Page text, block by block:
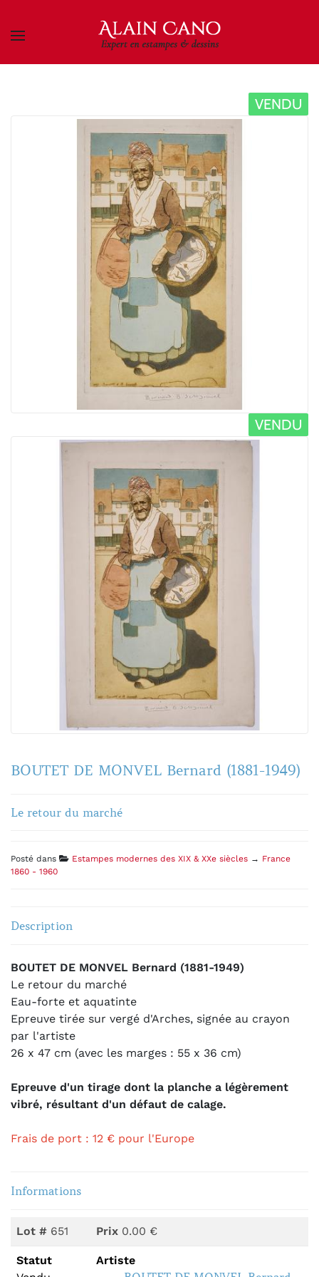
Skip to main content
VENDU
VENDU
BOUTET DE MONVEL Bernard (1881-1949)
Le retour du marché
Posté dans Estampes modernes des XIX & XXe siècles → France
1860 - 1960
Description
BOUTET DE MONVEL Bernard (1881-1949)
Le retour du marché
Eau-forte et aquatinte
Epreuve tirée sur vergé d'Arches, signée au crayon
par l'artiste
26 x 47 cm (avec les marges : 55 x 36 cm)
Epreuve d'un tirage dont la planche a légèrement
vibré, résultant d'un défaut de calage.
Frais de port : 12 € pour l'Europe
Informations
Lot # 651 Prix 0.00 €
Statut
Artiste